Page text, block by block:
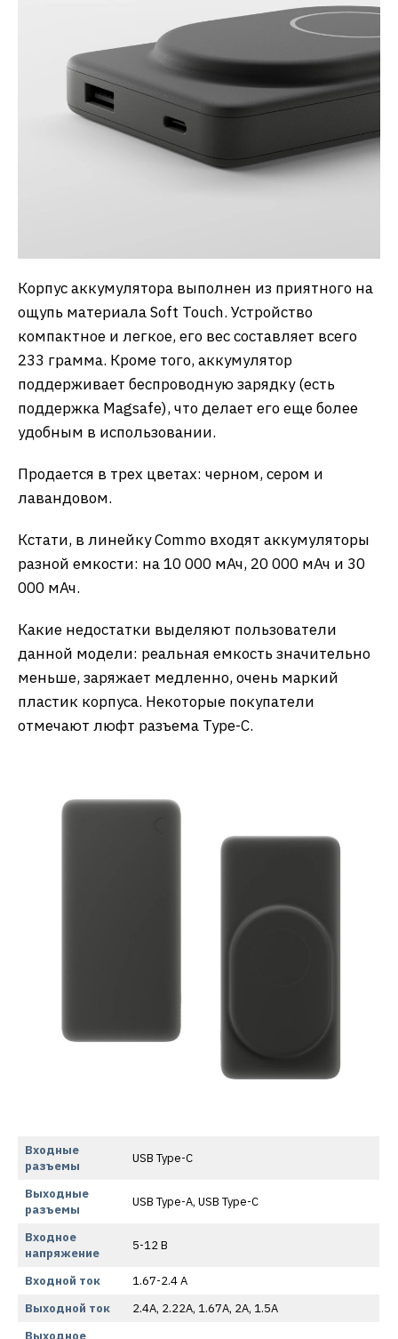
Корпус аккумулятора выполнен из приятного на
ощупь материала Soft Touch. Устройство
компактное и легкое, его вес составляет всего
233 грамма. Кроме того, аккумулятор
поддерживает беспроводную зарядку (есть
поддержка Magsafe), что делает его еще более
удобным в использовании.
Продается в трех цветах: черном, сером и
лавандовом.
Кстати, в линейку Commo входят аккумуляторы
разной емкости: на 10 000 мАч, 20 000 мАч и 30
000 мАч.
Какие недостатки выделяют пользователи
данной модели: реальная емкость значительно
меньше, заряжает медленно, очень маркий
пластик корпуса. Некоторые покупатели
отмечают люфт разъема Type-C.
Входные
разъемы
USB Type-C
Выходные
разъемы
USB Type-A, USB Type-C
Входное
напряжение
5-12 В
Входной ток
1.67-2.4 А
Выходной ток
2.4А, 2.22А, 1.67А, 2А, 1.5А
Выходное